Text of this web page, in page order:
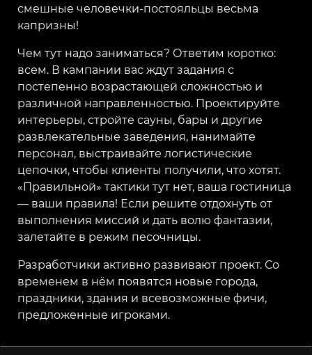
смешные человечки-постояльцы весьма
капризны!
Чем тут надо заниматься? Ответим коротко:
всем. В кампании вас ждут задания с
постепенно возрастающей сложностью и
различной направленностью. Проектируйте
интерьеры, стройте сауны, бары и другие
развлекательные заведения, нанимайте
персонал, выстраивайте логистические
цепочки, чтобы клиенты получили, что хотят.
«Правильной» тактики тут нет, ваша гостиница
— ваши правила! Если решите отдохнуть от
выполнения миссий и дать волю фантазии,
залетайте в режим песочницы.
Разработчики активно развивают проект. Со
временем в нём появятся новые города,
праздники, здания и всевозможные фичи,
предложенные игроками.